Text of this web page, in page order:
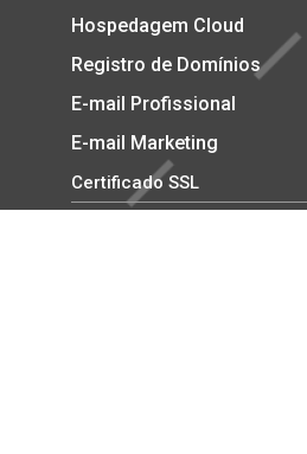
Hospedagem Cloud
Registro de Domínios
E-mail Profissional
E-mail Marketing
Certificado SSL